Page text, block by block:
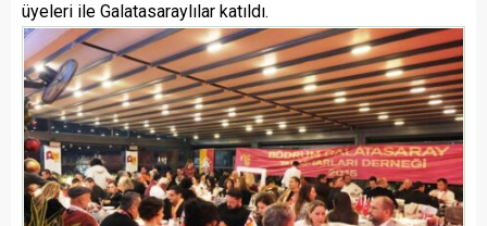
üyeleri ile Galatasaraylılar katıldı.